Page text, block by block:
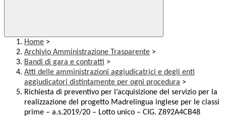
Home >
Archivio Amministrazione Trasparente >
Bandi di gara e contratti >
Atti delle amministrazioni aggiudicatrici e degli enti
aggiudicatori distintamente per ogni procedura >
Richiesta di preventivo per l’acquisizione del servizio per la
realizzazione del progetto Madrelingua inglese per le classi
prime – a.s.2019/20 – Lotto unico – CIG. Z892A4CB48